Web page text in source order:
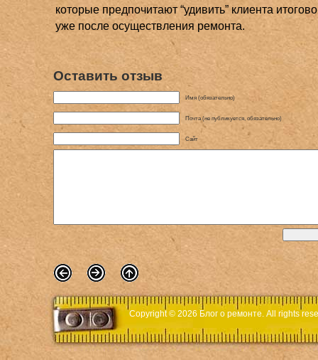
которые предпочитают “удивить” клиента
уже после осуществления ремонта.
Оставить отзыв
Имя (обязательно)
Почта (не публикуется, обязательно)
Сайт
Copyright © 2026 Блог о ремонте. All rights